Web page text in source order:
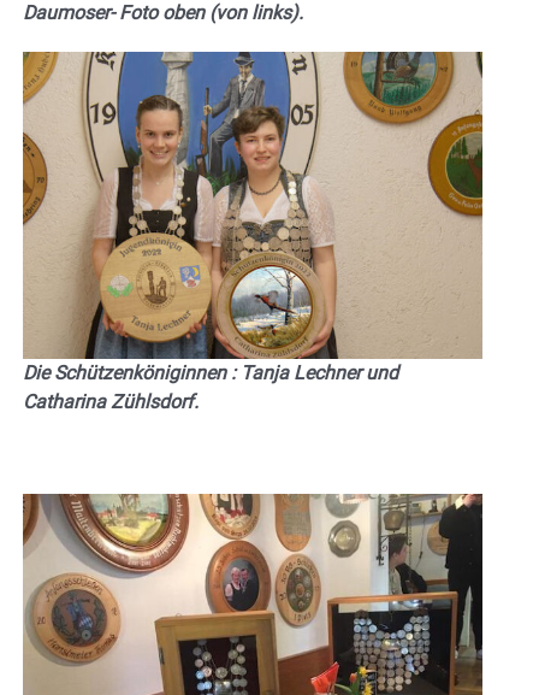
Daumoser- Foto oben (von links).
Die Schützenköniginnen : Tanja Lechner und
Catharina Zühlsdorf.